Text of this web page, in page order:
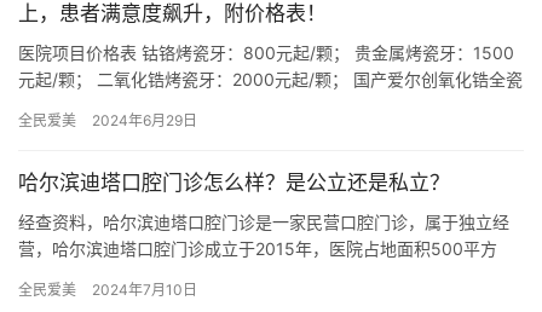
上，患者满意度飙升，附价格表！
医院项目价格表 钴铬烤瓷牙：800元起/颗； 贵金属烤瓷牙：1500
元起/颗； 二氧化锆烤瓷牙：2000元起/颗； 国产爱尔创氧化锆全瓷
全民爱美 2024年6月29日
哈尔滨迪塔口腔门诊怎么样？是公立还是私立？
经查资料，哈尔滨迪塔口腔门诊是一家民营口腔门诊，属于独立经
营，哈尔滨迪塔口腔门诊成立于2015年，医院占地面积500平方
牙…
全民爱美 2024年7月10日